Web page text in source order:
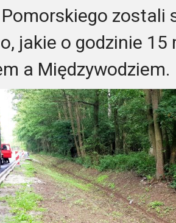
zostali
jakie o godzinie 15
a Międzywodziem.